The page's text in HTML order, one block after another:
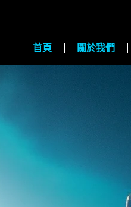
首頁 關於我們